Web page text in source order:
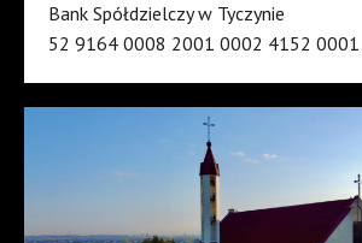
Bank Spółdzielczy w Tyczynie
52 9164 0008 2001 0002 4152 0001